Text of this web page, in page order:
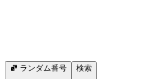
ランダム番号 検索